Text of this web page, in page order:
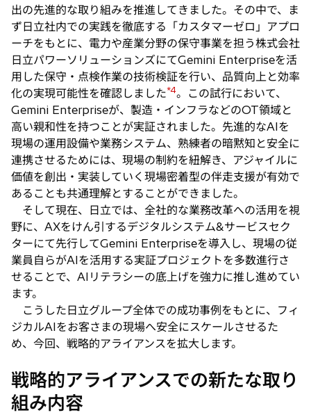
出の先進的な取り組みを推進してきました。その中で、ま
ず日立社内での実践を徹底する「カスタマーゼロ」アプロ
ーチをもとに、電力や産業分野の保守事業を担う株式会社
日立パワーソリューションズにてGemini Enterpriseを活
用した保守・点検作業の技術検証を行い、品質向上と効率
化の実現可能性を確認しました*4。この試行において、
Gemini Enterpriseが、製造・インフラなどのOT領域と
高い親和性を持つことが実証されました。先進的なAIを
現場の運用設備や業務システム、熟練者の暗黙知と安全に
連携させるためには、現場の制約を紐解き、アジャイルに
価値を創出・実装していく現場密着型の伴走支援が有効で
あることも共通理解とすることができました。
そして現在、日立では、全社的な業務改革への活用を視
野に、AXをけん引するデジタルシステム&サービスセク
ターにて先行してGemini Enterpriseを導入し、現場の従
業員自らがAIを活用する実証プロジェクトを多数進行さ
せることで、AIリテラシーの底上げを強力に推し進めてい
ます。
こうした日立グループ全体での成功事例をもとに、フィ
ジカルAIをお客さまの現場へ安全にスケールさせるた
め、今回、戦略的アライアンスを拡大します。
戦略的アライアンスでの新たな取り
組み内容